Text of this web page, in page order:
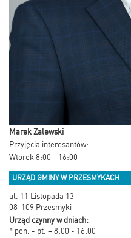
Marek Zalewski
Przyjęcia interesantów:
Wtorek 8:00 - 16:00
URZĄD GMINY W PRZESMYKACH
ul. 11 Listopada 13
08-109 Przesmyki
Urząd czynny w dniach:
* pon. - pt. – 8:00 - 16:00